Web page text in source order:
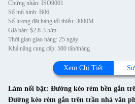
Chứng nhận: ISO9001
Số mô hình: B06
Số lượng đặt hàng tối thiểu: 3000M
Giá bán: $2.8-3.5/m
Thời gian giao hàng: 25 ngày
Khả năng cung cấp: 500 tấn/tháng
Xem Chi Tiết
Làm nổi bật: Đường kéo rèm bền gắn
Đường kéo rèm gắn trên trần nhà văn